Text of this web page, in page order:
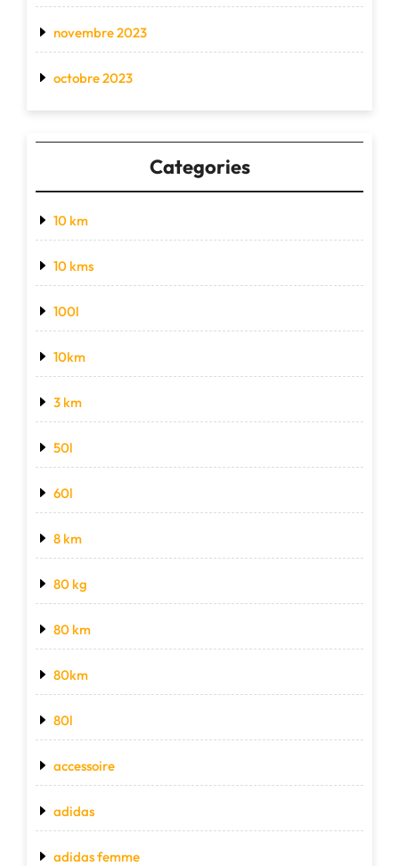
novembre 2023
octobre 2023
Categories
10 km
10 kms
100l
10km
3 km
50l
60l
8 km
80 kg
80 km
80km
80l
accessoire
adidas
adidas femme